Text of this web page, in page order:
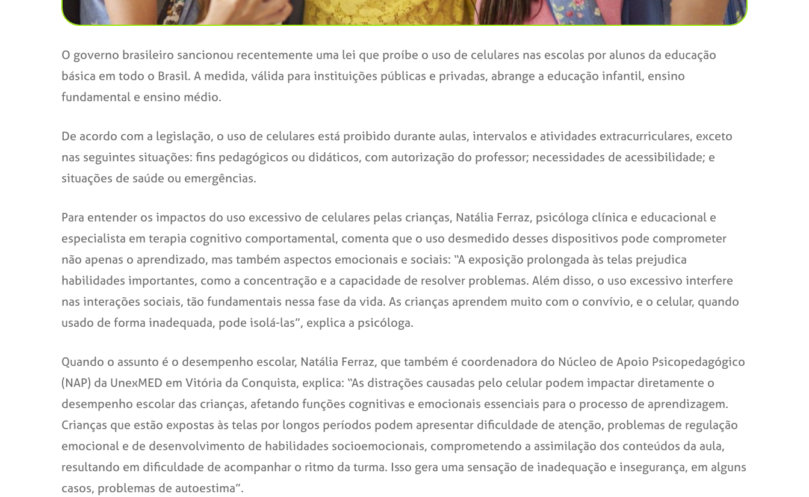
O governo brasileiro sancionou recentemente uma lei que proíbe o uso de celulares nas escolas por alunos da educação
básica em todo o Brasil. A medida, válida para instituições públicas e privadas, abrange a educação infantil, ensino
fundamental e ensino médio.
De acordo com a legislação, o uso de celulares está proibido durante aulas, intervalos e atividades extracurriculares, exceto
nas seguintes situações: fins pedagógicos ou didáticos, com autorização do professor; necessidades de acessibilidade; e
situações de saúde ou emergências.
Para entender os impactos do uso excessivo de celulares pelas crianças, Natália Ferraz, psicóloga clínica e educacional e
especialista em terapia cognitivo comportamental, comenta que o uso desmedido desses dispositivos pode comprometer
não apenas o aprendizado, mas também aspectos emocionais e sociais: “A exposição prolongada às telas prejudica
habilidades importantes, como a concentração e a capacidade de resolver problemas. Além disso, o uso excessivo interfere
nas interações sociais, tão fundamentais nessa fase da vida. As crianças aprendem muito com o convívio, e o celular, quando
usado de forma inadequada, pode isolá-las”, explica a psicóloga.
Quando o assunto é o desempenho escolar, Natália Ferraz, que também é coordenadora do Núcleo de Apoio Psicopedagógico
(NAP) da UnexMED em Vitória da Conquista, explica: “As distrações causadas pelo celular podem impactar diretamente o
desempenho escolar das crianças, afetando funções cognitivas e emocionais essenciais para o processo de aprendizagem.
Crianças que estão expostas às telas por longos períodos podem apresentar dificuldade de atenção, problemas de regulação
emocional e de desenvolvimento de habilidades socioemocionais, comprometendo a assimilação dos conteúdos da aula,
resultando em dificuldade de acompanhar o ritmo da turma. Isso gera uma sensação de inadequação e insegurança, em alguns
casos, problemas de autoestima”.